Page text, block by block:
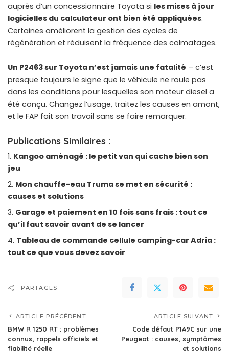
auprès d’un concessionnaire Toyota si les mises à jour
logicielles du calculateur ont bien été appliquées.
Certaines améliorent la gestion des cycles de
régénération et réduisent la fréquence des colmatages.
Un P2463 sur Toyota n’est jamais une fatalité – c’est
presque toujours le signe que le véhicule ne roule pas
dans les conditions pour lesquelles son moteur diesel a
été conçu. Changez l’usage, traitez les causes en amont,
et le FAP fait son travail sans se faire remarquer.
Publications Similaires :
Kangoo aménagé : le petit van qui cache bien son
jeu
Mon chauffe-eau Truma se met en sécurité :
causes et solutions
Garage et paiement en 10 fois sans frais : tout ce
qu’il faut savoir avant de se lancer
Tableau de commande cellule camping-car Adria :
tout ce que vous devez savoir
PARTAGES
ARTICLE PRÉCÉDENT
BMW R 1250 RT : problèmes
connus, rappels officiels et
fiabilité réelle
ARTICLE SUIVANT
Code défaut P1A9C sur une
Peugeot : causes, symptômes
et solutions